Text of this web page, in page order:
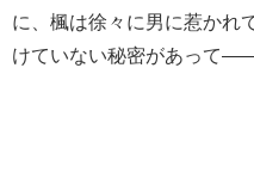
に、楓は徐々に男に惹かれ
けていない秘密があって――